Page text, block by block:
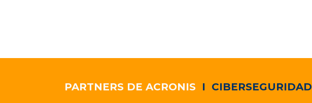
PARTNERS DE ACRONIS I CIBERSEGURIDAD